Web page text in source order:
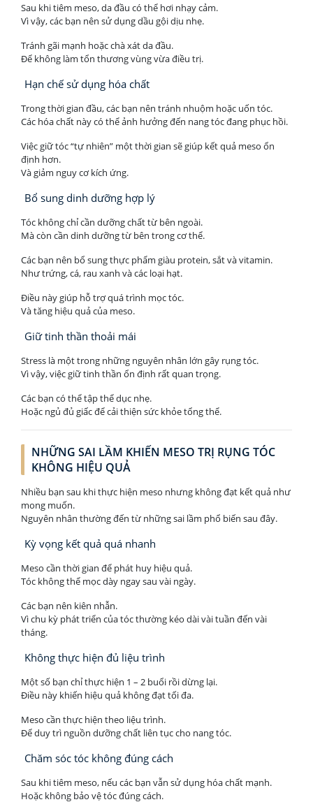
Sau khi tiêm meso, da đầu có thể hơi nhạy cảm.
Vì vậy, các bạn nên sử dụng dầu gội dịu nhẹ.
Tránh gãi mạnh hoặc chà xát da đầu.
Để không làm tổn thương vùng vừa điều trị.
Hạn chế sử dụng hóa chất
Trong thời gian đầu, các bạn nên tránh nhuộm hoặc uốn tóc.
Các hóa chất này có thể ảnh hưởng đến nang tóc đang phục hồi.
Việc giữ tóc “tự nhiên” một thời gian sẽ giúp kết quả meso ổn
định hơn.
Và giảm nguy cơ kích ứng.
Bổ sung dinh dưỡng hợp lý
Tóc không chỉ cần dưỡng chất từ bên ngoài.
Mà còn cần dinh dưỡng từ bên trong cơ thể.
Các bạn nên bổ sung thực phẩm giàu protein, sắt và vitamin.
Như trứng, cá, rau xanh và các loại hạt.
Điều này giúp hỗ trợ quá trình mọc tóc.
Và tăng hiệu quả của meso.
Giữ tinh thần thoải mái
Stress là một trong những nguyên nhân lớn gây rụng tóc.
Vì vậy, việc giữ tinh thần ổn định rất quan trọng.
Các bạn có thể tập thể dục nhẹ.
Hoặc ngủ đủ giấc để cải thiện sức khỏe tổng thể.
NHỮNG SAI LẦM KHIẾN MESO TRỊ RỤNG TÓC
KHÔNG HIỆU QUẢ
Nhiều bạn sau khi thực hiện meso nhưng không đạt kết quả như
mong muốn.
Nguyên nhân thường đến từ những sai lầm phổ biến sau đây.
Kỳ vọng kết quả quá nhanh
Meso cần thời gian để phát huy hiệu quả.
Tóc không thể mọc dày ngay sau vài ngày.
Các bạn nên kiên nhẫn.
Vì chu kỳ phát triển của tóc thường kéo dài vài tuần đến vài
tháng.
Không thực hiện đủ liệu trình
Một số bạn chỉ thực hiện 1 – 2 buổi rồi dừng lại.
Điều này khiến hiệu quả không đạt tối đa.
Meso cần thực hiện theo liệu trình.
Để duy trì nguồn dưỡng chất liên tục cho nang tóc.
Chăm sóc tóc không đúng cách
Sau khi tiêm meso, nếu các bạn vẫn sử dụng hóa chất mạnh.
Hoặc không bảo vệ tóc đúng cách.